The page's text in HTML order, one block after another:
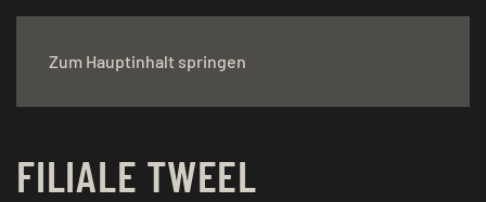
Zum Hauptinhalt springen
FILIALE TWEEL